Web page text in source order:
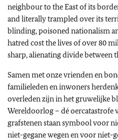
neighbour to the East of its
and literally trampled over its
blinding, poisoned nationalism
hatred cost the lives of over 80
sharp, alienating divide between
Samen met onze vrienden en
familieleden en inwoners
overleden zijn in het gruwelijke
Wereldoorlog – dé oercatastrofe
grafstenen staan symbool voor
niet-gegane wegen en voor niet-